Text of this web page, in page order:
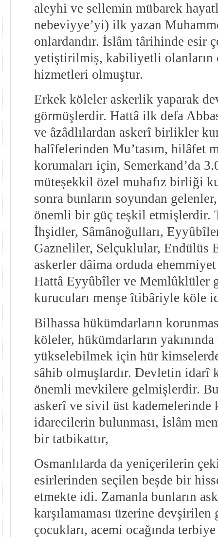
aleyhi ve sellemin mübarek
nebeviyye’yi) ilk yazan
onlardandır. İslâm târihinde esir
yetiştirilmiş, kabiliyetli olanların
hizmetleri olmuştur.
Erkek köleler askerlik yaparak
görmüşlerdir. Hattâ ilk defa
ve âzâdlılardan askerî birlikler
halîfelerinden Mu’tasım, hilâfet
korumaları için, Semerkand’da
müteşekkil özel muhafız birliği
sonra bunların soyundan
önemli bir güç teşkil etmişlerdir.
İhşidler, Sâmânoğulları,
Gazneliler, Selçuklular, Endülüs
askerler dâima orduda
Hattâ Eyyûbîler ve Memlûklüler
kurucuları menşe îtibâriyle köle
Bilhassa hükümdarların
köleler, hükümdarların
yükselebilmek için hür
sâhib olmuşlardır. Devletin idarî
önemli mevkilere gelmişlerdir.
askerî ve sivil üst kademelerinde
idarecilerin bulunması, İslâm
bir tatbikattır,
Osmanlılarda da yeniçerilerin
esirlerinden seçilen beşde bir
etmekte idi. Zamanla bunların
karşılamaması üzerine
çocukları, acemi ocağında